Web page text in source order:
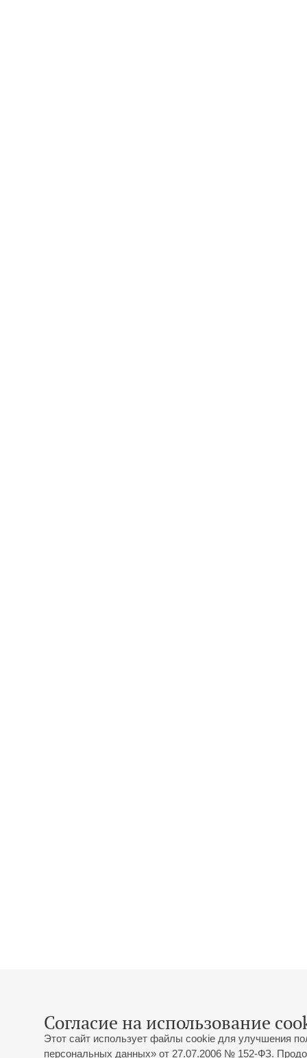
Согласие на использование
Этот сайт использует файлы cookie для улучшения
персональных данных» от 27.07.2006 № 152-ФЗ.